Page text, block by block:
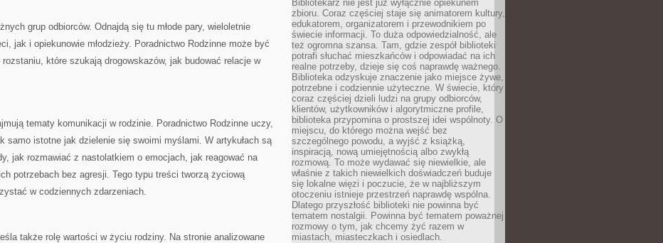
grup odbiorców. Odnajdą się tu młode pary, wieloletnie
jak i opiekunowie młodzieży. Poradnictwo Rodzinne może być
które szukają drogowskazów, jak budować relacje w
tematy komunikacji w rodzinie. Poradnictwo Rodzinne uczy,
samo istotne jak dzielenie się swoimi myślami. W artykułach są
jak rozmawiać z nastolatkiem o emocjach, jak reagować na
potrzebach bez agresji. Tego typu treści tworzą życiową
w codziennych zdarzeniach.
także rolę wartości w życiu rodziny. Na stronie analizowane
Bibliotekarz nie jest już wyłącznie opiekunem
zbioru. Coraz częściej staje się animatorem kultury,
edukatorem, organizatorem i przewodnikiem po
świecie informacji. To duża odpowiedzialność, ale
też ogromna szansa. Tam, gdzie zespół biblioteki
potrafi słuchać mieszkańców i odpowiadać na ich
realne potrzeby, dzieje się coś naprawdę ważnego.
Biblioteka odzyskuje znaczenie jako miejsce żywe,
potrzebne i codziennie użyteczne. W świecie, który
coraz częściej dzieli ludzi na grupy odbiorców,
klientów, użytkowników i algorytmiczne profile,
biblioteka przypomina o prostszej idei wspólnoty. O
miejscu, do którego można wejść bez
szczególnego powodu, a wyjść z książką,
inspiracją, nową umiejętnością albo zwykłą
rozmową. To może wydawać się niewielkie, ale
właśnie z takich niewielkich doświadczeń buduje
się lokalne więzi i poczucie, że w najbliższym
otoczeniu istnieje przestrzeń naprawdę wspólna.
Dlatego przyszłość biblioteki nie powinna być
tematem nostalgii. Powinna być tematem poważnej
rozmowy o tym, jak chcemy żyć razem w
miastach, miasteczkach i osiedlach.